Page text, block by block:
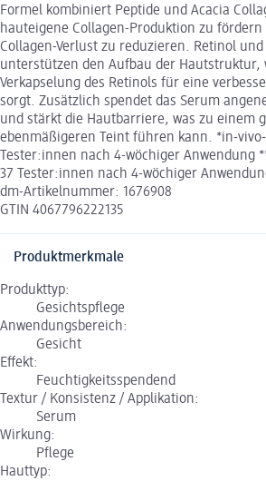
Formel kombiniert Peptide und Acacia
hauteigene Collagen-Produktion zu
Collagen-Verlust zu reduzieren. Retinol
unterstützen den Aufbau der Hautstruktur,
Verkapselung des Retinols für eine
sorgt. Zusätzlich spendet das Serum
und stärkt die Hautbarriere, was zu einem
ebenmäßigeren Teint führen kann. *in-
Tester:innen nach 4-wöchiger Anwendung
37 Tester:innen nach 4-wöchiger
dm-Artikelnummer: 1676908
GTIN 4067796222135
Produktmerkmale
Produkttyp:
Gesichtspflege
Anwendungsbereich:
Gesicht
Effekt:
Feuchtigkeitsspendend
Textur / Konsistenz / Applikation:
Serum
Wirkung:
Pflege
Hauttyp: